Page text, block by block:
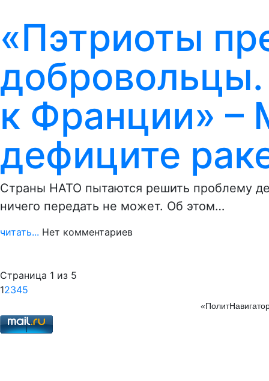
«Пэтриоты
добровольцы.
к Франции» –
дефиците
Страны НАТО пытаются решить проблему
ничего передать не может. Об этом…
читать... Нет комментариев
Страница 1 из 5
12345